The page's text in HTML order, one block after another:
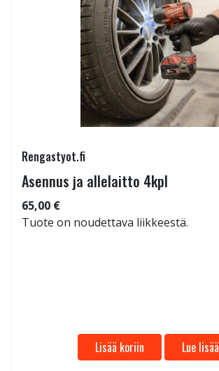
Rengastyot.fi
Asennus ja allelaitto 4kpl
65,00 €
Tuote on noudettava liikkeestä.
Lisää koriin Lue lisää